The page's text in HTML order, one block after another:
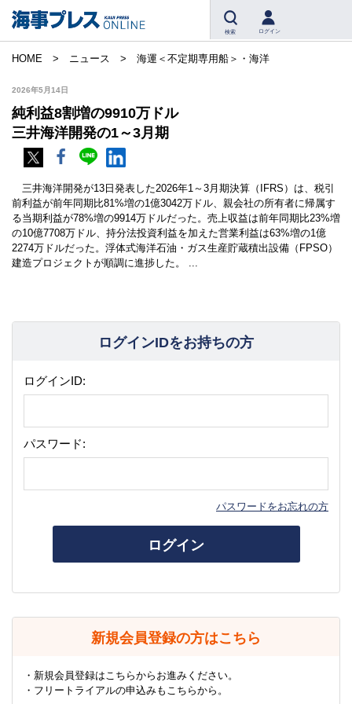
検索 ログイン
HOME ニュース 海運＜不定期専用船＞・海洋
2026年5月14日
純利益8割増の9910万ドル
三井海洋開発の1～3月期
三井海洋開発が13日発表した2026年1～3月期決算（IFRS）は、税引
前利益が前年同期比81%増の1億3042万ドル、親会社の所有者に帰属す
る当期利益が78%増の9914万ドルだった。売上収益は前年同期比23%増
の10億7708万ドル、持分法投資利益を加えた営業利益は63%増の1億
2274万ドルだった。浮体式海洋石油・ガス生産貯蔵積出設備（FPSO）
建造プロジェクトが順調に進捗した。 ...
ログインIDをお持ちの方
ログインID:
パスワード:
パスワードをお忘れの方
ログイン
新規会員登録の方はこちら
・新規会員登録はこちらからお進みください。
・フリートライアルの申込みもこちらから。